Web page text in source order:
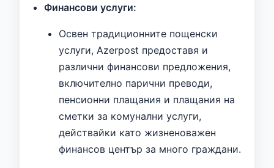
Финансови услуги:
Освен традиционните пощенски
услуги, Azerpost предоставя и
различни финансови предложения,
включително парични преводи,
пенсионни плащания и плащания на
сметки за комунални услуги,
действайки като жизненоважен
финансов център за много граждани.